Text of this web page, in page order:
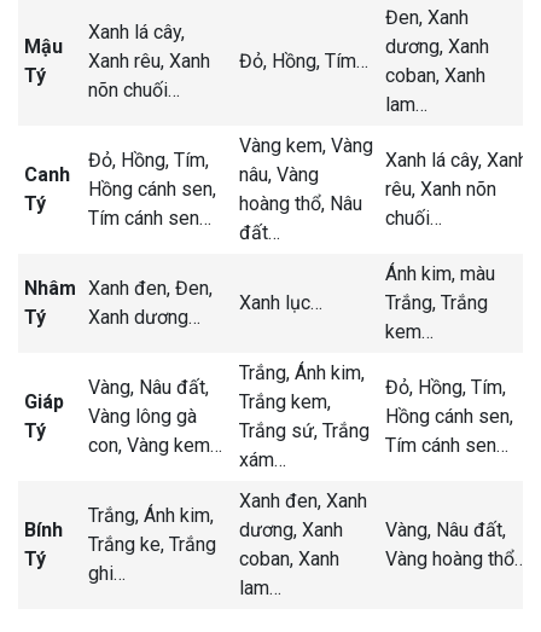
Mậu
Tý
Xanh lá cây,
Xanh rêu, Xanh
nõn chuối…
Đỏ, Hồng, Tím…
Đen, Xanh
dương, Xanh
coban, Xanh
lam…
Canh
Tý
Đỏ, Hồng, Tím,
Hồng cánh sen,
Tím cánh sen…
Vàng kem, Vàng
nâu, Vàng
hoàng thổ, Nâu
đất…
Xanh lá cây, Xanh
rêu, Xanh nõn
chuối…
Nhâm
Tý
Xanh đen, Đen,
Xanh dương…
Xanh lục…
Ánh kim, màu
Trắng, Trắng
kem…
Giáp
Tý
Vàng, Nâu đất,
Vàng lông gà
con, Vàng kem…
Trắng, Ánh kim,
Trắng kem,
Trắng sứ, Trắng
xám…
Đỏ, Hồng, Tím,
Hồng cánh sen,
Tím cánh sen…
Bính
Tý
Trắng, Ánh kim,
Trắng ke, Trắng
ghi…
Xanh đen, Xanh
dương, Xanh
coban, Xanh
lam…
Vàng, Nâu đất,
Vàng hoàng thổ…